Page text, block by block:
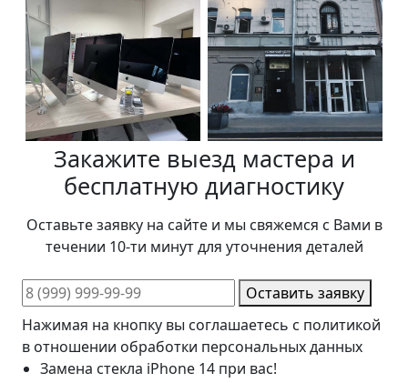
Закажите выезд мастера и
бесплатную диагностику
Оставьте заявку на сайте и мы свяжемся с Вами в
течении 10-ти минут для уточнения деталей
Оставить заявку
Нажимая на кнопку вы соглашаетесь с политикой
в отношении обработки персональных данных
Замена стекла iPhone 14 при вас!